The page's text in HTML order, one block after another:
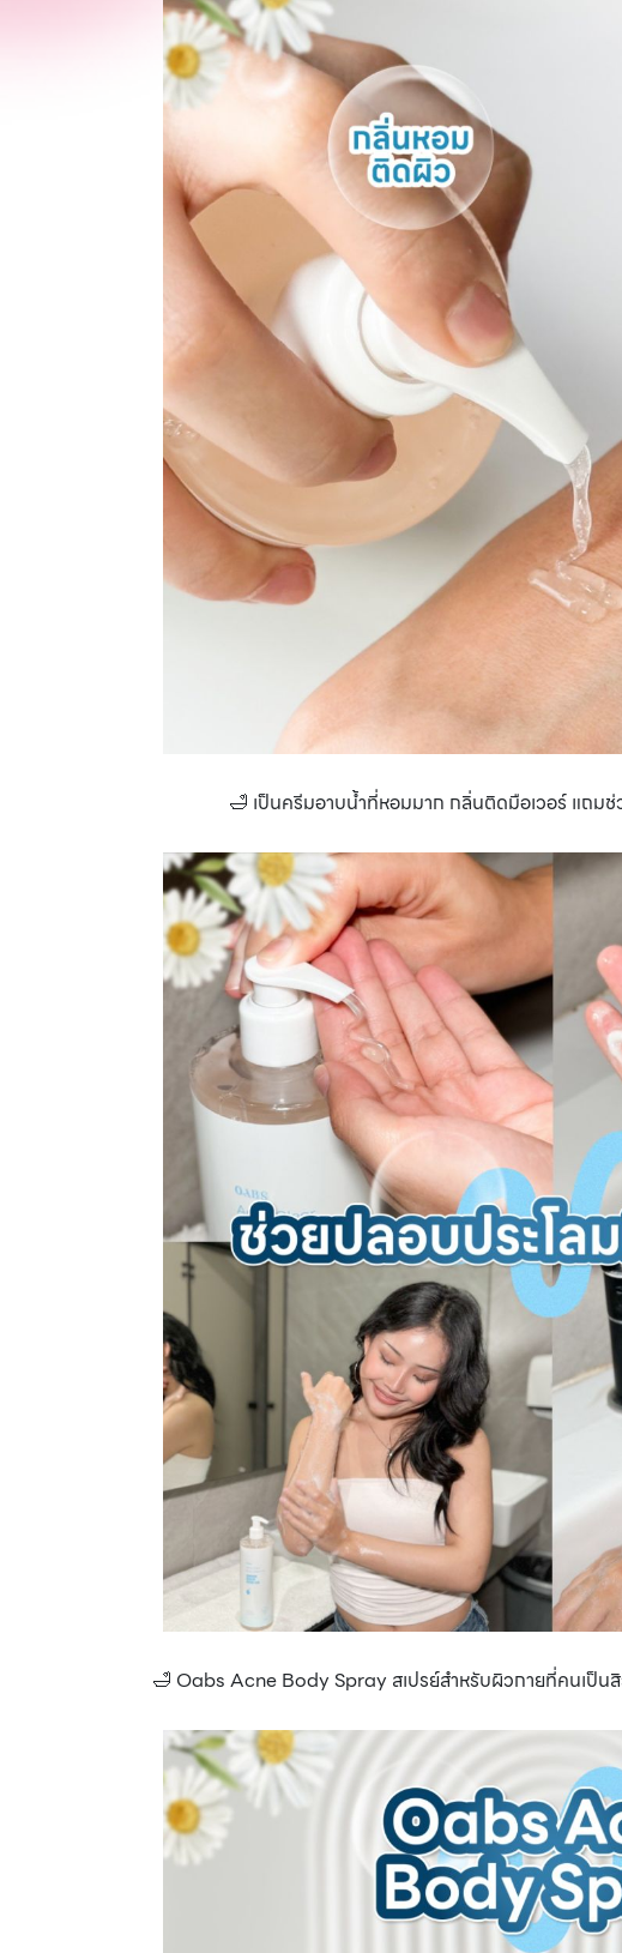
🛁 เป็นครีมอาบน้ำที่หอมมาก กลิ่นติดมือเวอร์ แถมช่
🛁 Oabs Acne Body Spray สเปรย์สำหรับผิวกายที่คนเป็น